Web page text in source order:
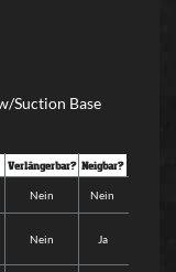
Suction Base
Verlängerbar? Neigbar?
Nein Nein
Nein Ja